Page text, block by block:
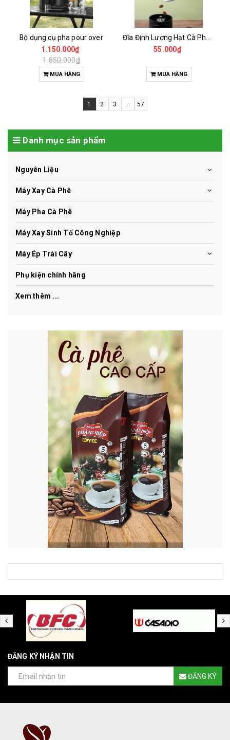
Bộ dụng cụ pha pour over
1.150.000₫
1.850.000₫
MUA HÀNG
55.000₫
MUA HÀNG
1 2 3 ... 57
Danh mục sản phẩm
Nguyên Liệu
Máy Xay Cà Phê
Máy Pha Cà Phê
Máy Xay Sinh Tố Công Nghiệp
Máy Ép Trái Cây
Phụ kiện chính hãng
Xem thêm ...
ĐĂNG KÝ NHẬN TIN
ĐĂNG KÝ